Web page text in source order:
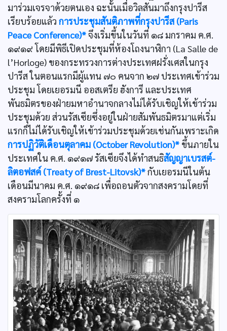
มาร่วมเจรจาด้วยตนเอง ฉะนั้นเมื่อวิลสันมาถึงกรุงปารีส
เรียบร้อยแล้ว การประชุมสันติภาพที่กรุงปารีส (Paris
Peace Conference)*จึงเริ่มขึ้นในวันที่ ๑๘ มกราคม ค.ศ.
๑๙๑๙ โดยมีพิธีเปิดประชุมที่ห้องโถงนาฬิกา (La Salle de
l’Horloge) ของกระทรวงการต่างประเทศฝรั่งเศสในกรุง
ปารีส ในตอนแรกมีผู้แทน ๗๐ คนจาก ๒๗ ประเทศเข้าร่วม
ประชุม โดยเยอรมนี ออสเตรีย ฮังการี และประเทศ
พันธมิตรของฝ่ายมหาอำนาจกลางไม่ได้รับเชิญให้เข้าร่วม
ประชุมด้วย ส่วนรัสเซียซึ่งอยู่ในฝ่ายสัมพันธมิตรมาแต่เริ่ม
แรกก็ไม่ได้รับเชิญให้เข้าร่วมประชุมด้วยเช่นกันเพราะเกิด
การปฏิวัติเดือนตุลาคม (October Revolution)* ขึ้นภายใน
ประเทศใน ค.ศ. ๑๙๑๗ รัสเซียจึงได้ทำสนธิสัญญาเบรสต์-
ลิตอฟสค์ (Treaty of Brest-Litovsk)*กับเยอรมนีในต้น
เดือนมีนาคม ค.ศ. ๑๙๑๘ เพื่อถอนตัวจากสงครามโดยที่
สงครามโลกครั้งที่ ๑